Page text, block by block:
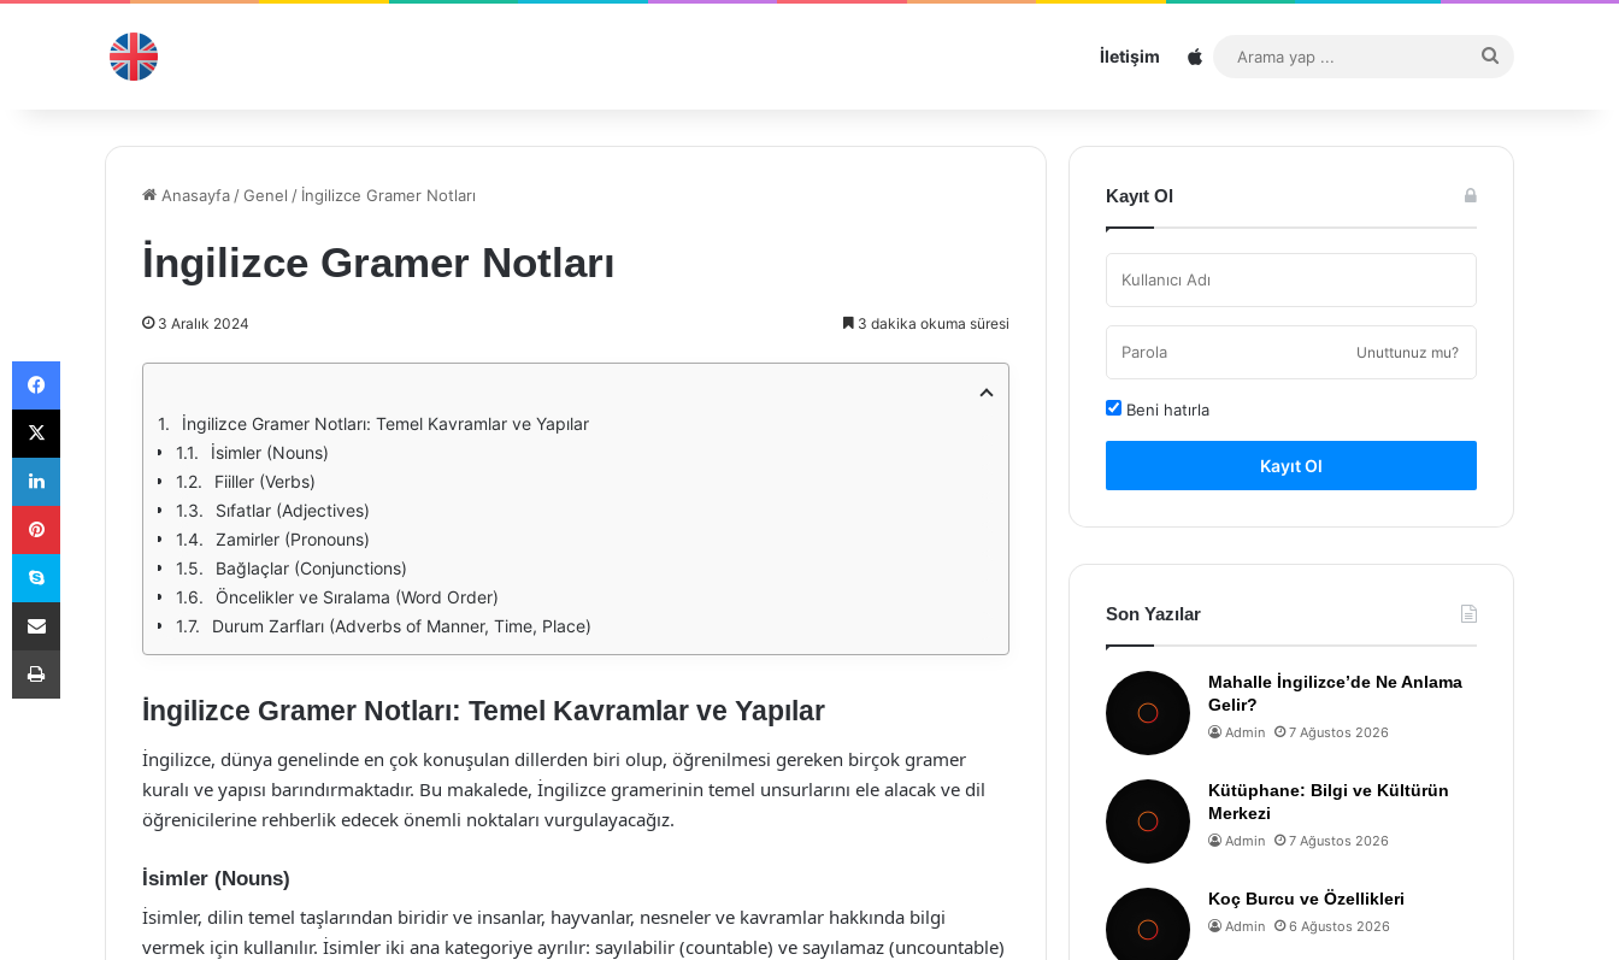
İletişim Sitemap
...
Anasayfa /Genel / İngilizce Gramer Notları
İngilizce Gramer Notları
3 Aralık 2024 3 dakika okuma süresi
İngilizce Gramer Notları: Temel Kavramlar ve Yapılar
İsimler (Nouns)
Fiiller (Verbs)
Sıfatlar (Adjectives)
Zamirler (Pronouns)
Bağlaçlar (Conjunctions)
Öncelikler ve Sıralama (Word Order)
Durum Zarfları (Adverbs of Manner, Time, Place)
İngilizce Gramer Notları: Temel Kavramlar ve Yapılar
İngilizce, dünya genelinde en çok konuşulan dillerden biri olup, öğrenilmesi gereken birçok gramer
kuralı ve yapısı barındırmaktadır. Bu makalede, İngilizce gramerinin temel unsurlarını ele alacak ve dil
öğrenicilerine rehberlik edecek önemli noktaları vurgulayacağız.
İsimler (Nouns)
İsimler, dilin temel taşlarından biridir ve insanlar, hayvanlar, nesneler ve kavramlar hakkında bilgi
vermek için kullanılır. İsimler iki ana kategoriye ayrılır: sayılabilir (countable) ve sayılamaz (uncountable)
Kayıt Ol
Unuttunuz mu?
Beni hatırla
Kayıt Ol
Son Yazılar
Mahalle İngilizce’de Ne Anlama
Gelir?
Admin 7 Ağustos 2026
Kütüphane: Bilgi ve Kültürün
Merkezi
Admin 7 Ağustos 2026
Koç Burcu ve Özellikleri
Admin 6 Ağustos 2026
Facebook
X
LinkedIn
Pinterest
Skype
E-Posta ile paylaş